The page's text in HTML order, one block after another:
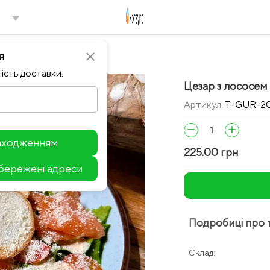
close
доставки.
адреси
Цезар з лососем
Артикул: T-GUR-
remove add
225.00 грн
Подробиці про
Склад: